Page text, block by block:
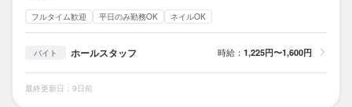
フルタイム歓迎 平日のみ勤務OK ネイルOK
バイト ホールスタッフ 時給： 1,225円〜1,600円
最終更新日：9日前